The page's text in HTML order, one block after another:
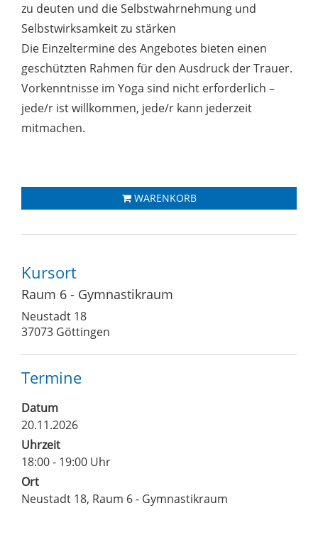
zu deuten und die Selbstwahrnehmung und
Selbstwirksamkeit zu stärken
Die Einzeltermine des Angebotes bieten einen
geschützten Rahmen für den Ausdruck der Trauer.
Vorkenntnisse im Yoga sind nicht erforderlich –
jede/r ist willkommen, jede/r kann jederzeit
mitmachen.
WARENKORB
Kursort
Raum 6 - Gymnastikraum
Neustadt 18
37073 Göttingen
Termine
Datum
20.11.2026
Uhrzeit
18:00 - 19:00 Uhr
Ort
Neustadt 18, Raum 6 - Gymnastikraum